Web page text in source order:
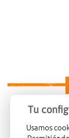
Tu
Usamos